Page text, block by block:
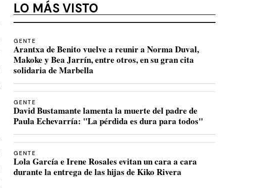
LO MÁS VISTO
GENTE
Arantxa de Benito vuelve a reunir a Norma Duval,
Makoke y Bea Jarrín, entre otros, en su gran cita
solidaria de Marbella
GENTE
David Bustamante lamenta la muerte del padre de
Paula Echevarría: "La pérdida es dura para todos"
GENTE
Lola García e Irene Rosales evitan un cara a cara
durante la entrega de las hijas de Kiko Rivera